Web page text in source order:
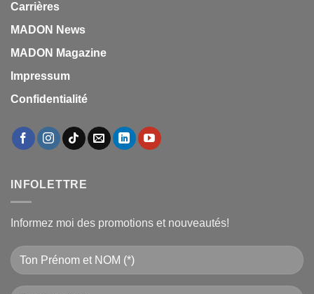
Carrières
MADON News
MADON Magazine
Impressum
Confidentialité
INFOLETTRE
Informez moi des promotions et nouveautés!